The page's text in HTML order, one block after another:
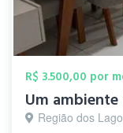
R$ 3.500,00 por
Um
Região dos